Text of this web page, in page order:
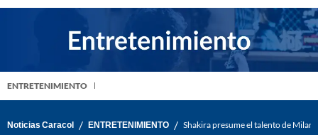
ENTRETENIMIENTO
Noticias Caracol / ENTRETENIMIENTO / Shakira presume el talento de